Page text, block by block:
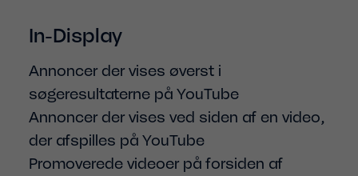
In-Display
Annoncer der vises øverst i
søgeresultaterne på YouTube
Annoncer der vises ved siden af en video,
der afspilles på YouTube
Promoverede videoer på forsiden af